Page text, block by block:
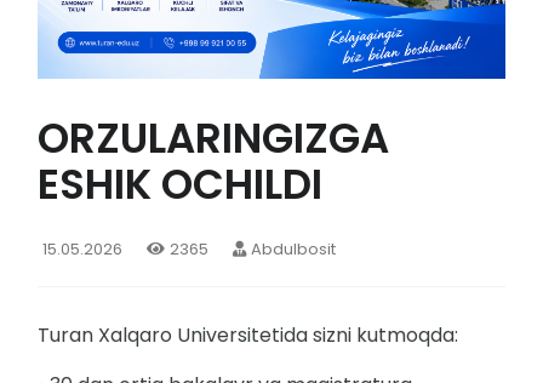
ORZULARINGIZGA
ESHIK OCHILDI
15.05.2026 2365 Abdulbosit
Turan Xalqaro Universitetida sizni kutmoqda: